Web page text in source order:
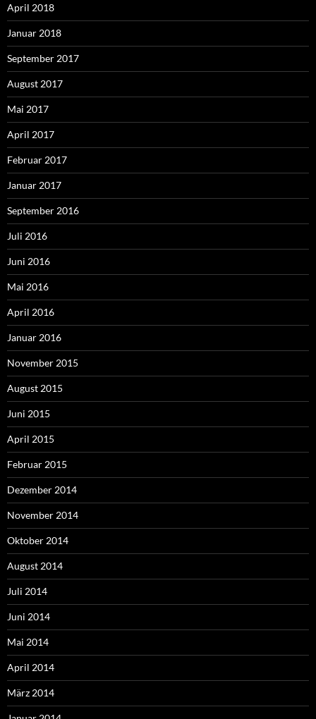
April 2018
Januar 2018
September 2017
August 2017
Mai 2017
April 2017
Februar 2017
Januar 2017
September 2016
Juli 2016
Juni 2016
Mai 2016
April 2016
Januar 2016
November 2015
August 2015
Juni 2015
April 2015
Februar 2015
Dezember 2014
November 2014
Oktober 2014
August 2014
Juli 2014
Juni 2014
Mai 2014
April 2014
März 2014